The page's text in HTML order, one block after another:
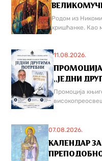
Родом из
хришћанке. Као
11.08.2026.
ПРОМОЦИЈА
,,ЈЕДНИ
Промоција
07.08.2026.
КАЛЕНДАР ЗА